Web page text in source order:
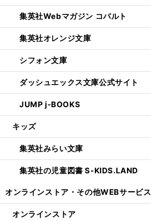
集英社Webマガジン コバルト
集英社オレンジ文庫
シフォン文庫
ダッシュエックス文庫公式サイト
JUMP j-BOOKS
キッズ
集英社みらい文庫
集英社の児童図書 S-KIDS.LAND
オンラインストア・ その他WEBサービス
オンラインストア